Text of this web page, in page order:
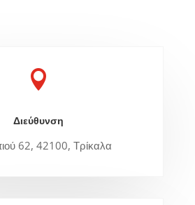

Διεύθυνση
62, 42100, Τρίκαλα